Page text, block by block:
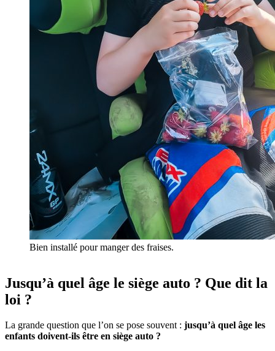
Bien installé pour manger des fraises.
Jusqu’à quel âge le siège auto ? Que dit la
loi ?
La grande question que l’on se pose souvent : jusqu’à quel âge les
enfants doivent-ils être en siège auto ?